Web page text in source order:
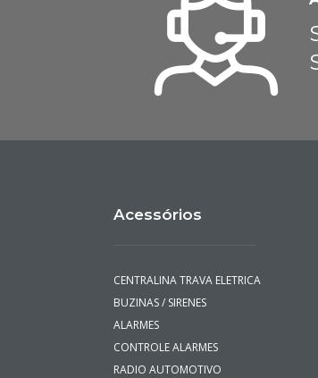
Acessórios
CENTRALINA TRAVA ELETRICA
BUZINAS / SIRENES
ALARMES
CONTROLE ALARMES
RADIO AUTOMOTIVO